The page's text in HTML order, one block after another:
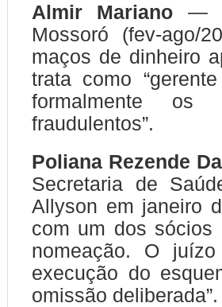
Almir Mariano —
Mossoró (fev-ago/
maços de dinheiro
trata como
formalmente os
fraudulentos”.
Poliana Rezende
Secretaria de
Allyson em janeiro
com um dos
nomeação. O
execução do
omissão deliberada”.